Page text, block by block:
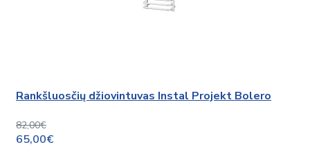
Rankšluosčių džiovintuvas Instal Projekt Bolero
82,00€
65,00€